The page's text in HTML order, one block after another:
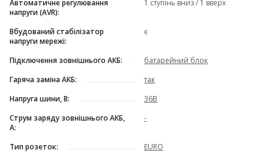
Автоматичне регулювання
напруги (AVR):
1 ступінь вниз / 1 вверх
Вбудований стабілізатор
напруги мережі:
є
Підключення зовнішнього АКБ:
батарейний блок
Гаряча заміна АКБ:
так
Напруга шини, В:
36В
Струм заряду зовнішнього АКБ,
А:
-
Тип розеток:
EURO